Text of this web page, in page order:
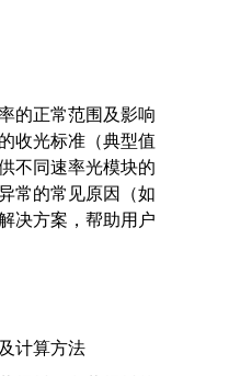
的正常范围及影响
收光标准（典型值
不同速率光模块的
常的常见原因（如
决方案，帮助用户
计算方法